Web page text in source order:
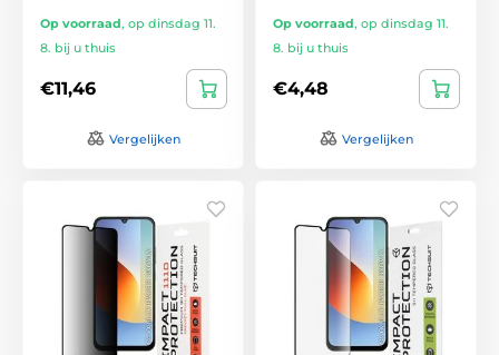
Op voorraad, op dinsdag 11.
8. bij u thuis
€11,46
Vergelijken
Op voorraad, op dinsdag 11.
8. bij u thuis
€4,48
Vergelijken